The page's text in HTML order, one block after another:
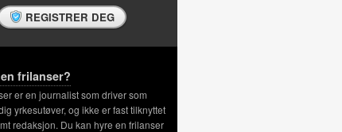
REGISTRER DEG
frilanser?
er en journalist som driver som
yrkesutøver, og ikke er fast tilknyttet
redaksjon. Du kan hyre en frilanser